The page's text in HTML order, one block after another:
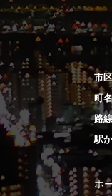
市
町
路
駅
ホ